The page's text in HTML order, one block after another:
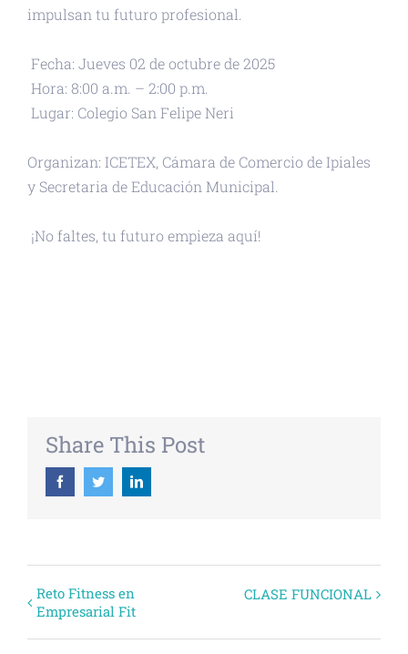
impulsan tu futuro profesional.
Fecha: Jueves 02 de octubre de 2025
Hora: 8:00 a.m. – 2:00 p.m.
Lugar: Colegio San Felipe Neri
Organizan: ICETEX, Cámara de Comercio de Ipiales
y Secretaria de Educación Municipal.
¡No faltes, tu futuro empieza aquí!
Share This Post
FacebookTwitterLinkedin
Evento
Navegación
Reto Fitness en
Empresarial Fit
CLASE FUNCIONAL